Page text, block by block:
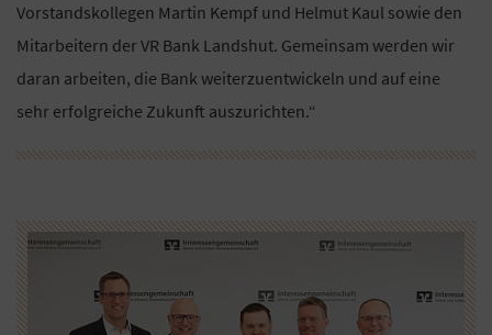
Vorstandskollegen Martin Kempf und Helmut Kaul sowie den
Mitarbeitern der VR Bank Landshut. Gemeinsam werden wir
daran arbeiten, die Bank weiterzuentwickeln und auf eine
sehr erfolgreiche Zukunft auszurichten.“